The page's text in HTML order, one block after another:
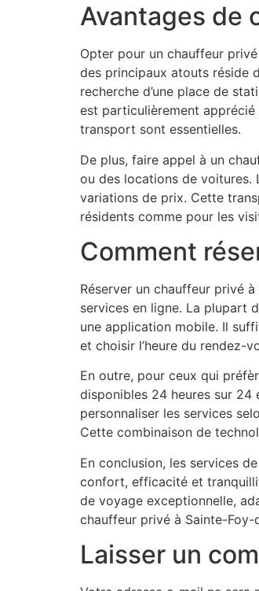
Avantages de
Opter pour un chauffeur
des principaux atouts réside
recherche d’une place de
est particulièrement apprécié
transport sont essentielles.
De plus, faire appel à un
ou des locations de voitures.
variations de prix. Cette
résidents comme pour les
Comment
Réserver un chauffeur privé
services en ligne. La plupart
une application mobile. Il
et choisir l’heure du rendez-
En outre, pour ceux qui
disponibles 24 heures sur 24
personnaliser les services
Cette combinaison de
En conclusion, les services
confort, efficacité et
de voyage exceptionnelle,
chauffeur privé à Sainte-
Laisser un